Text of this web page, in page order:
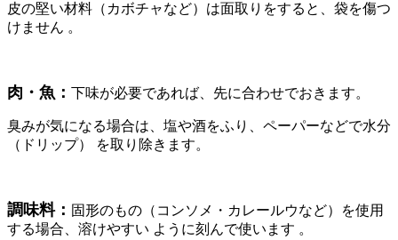
皮の堅い材料（カボチャなど）は面取りをすると、袋を傷つ
けません 。
肉・魚： 下味が必要であれば、先に合わせでおきます。
臭みが気になる場合は、塩や酒をふり、ペーパーなどで水分
（ドリップ） を取り除きます。
調味料： 固形のもの（コンソメ・カレールウなど）を使用
する場合、溶けやすい ように刻んで使います 。